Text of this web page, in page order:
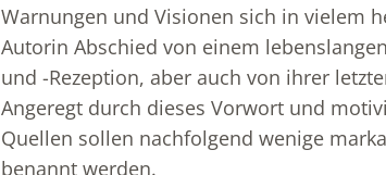
Warnungen und Visionen sich in vielem
Autorin Abschied von einem
und -Rezeption, aber auch von ihrer
Angeregt durch dieses Vorwort und
Quellen sollen nachfolgend wenige
benannt werden.